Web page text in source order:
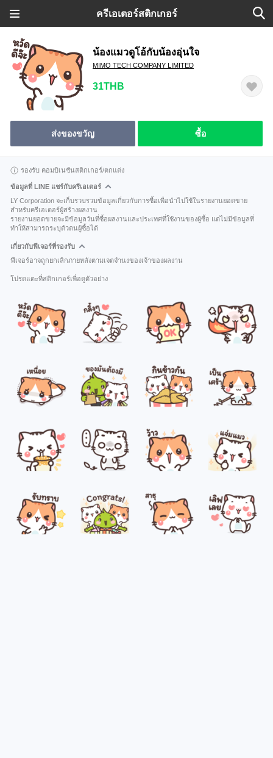
ครีเอเตอร์สติกเกอร์
น้องแมวดูโอ้กับน้องอุ่นใจ
MIMO TECH COMPANY LIMITED
31THB
ส่งของขวัญ ซื้อ
รองรับ คอมบิเนชันสติกเกอร์/ตกแต่ง
ข้อมูลที่ LINE แชร์กับครีเอเตอร์
LY Corporation จะเก็บรวบรวมข้อมูลเกี่ยวกับการซื้อเพื่อนำไปใช้ในรายงานยอดขาย
สำหรับครีเอเตอร์ผู้สร้างผลงาน
รายงานยอดขายจะมีข้อมูลวันที่ซื้อผลงานและประเทศที่ใช้งานของผู้ซื้อ แต่ไม่มีข้อมูลที่
ทำให้สามารถระบุตัวตนผู้ซื้อได้
เกี่ยวกับฟีเจอร์ที่รองรับ
ฟีเจอร์อาจถูกยกเลิกภายหลังตามเจตจำนงของเจ้าของผลงาน
โปรดแตะที่สติกเกอร์เพื่อดูตัวอย่าง